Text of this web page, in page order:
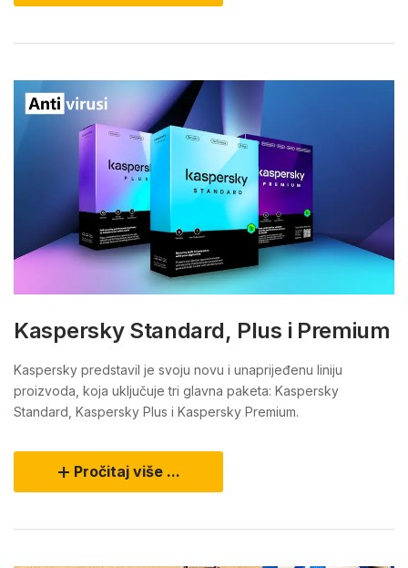
Kaspersky Standard, Plus i Premium
Kaspersky predstavil je svoju novu i unaprijeđenu liniju
proizvoda, koja uključuje tri glavna paketa: Kaspersky
Standard, Kaspersky Plus i Kaspersky Premium.
Pročitaj više ...